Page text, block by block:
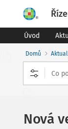
Úvod
Domů
Nová